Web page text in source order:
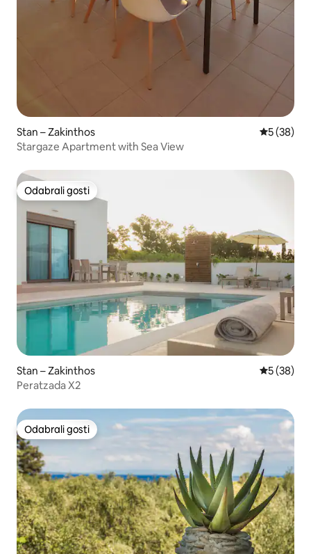
Stan – Zakinthos Prosječna
5 (38)
Stargaze Apartment with Sea View
Odabrali gosti
Odabrali gosti
Stan – Zakinthos Prosječna
5 (38)
Peratzada X2
Odabrali gosti
Odabrali gosti